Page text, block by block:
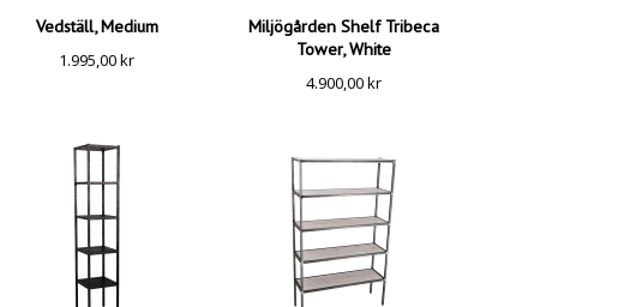
Vedställ, Medium
1.995,00kr
Miljögården Shelf Tribeca
Tower, White
4.900,00kr